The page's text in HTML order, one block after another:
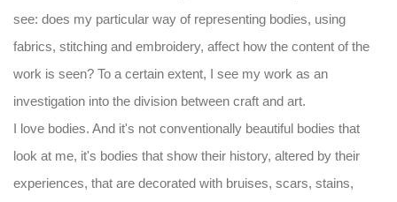
see: does my particular way of representing bodies, using
fabrics, stitching and embroidery, affect how the content of the
work is seen? To a certain extent, I see my work as an
investigation into the division between craft and art.
I love bodies. And it's not conventionally beautiful bodies that
look at me, it's bodies that show their history, altered by their
experiences, that are decorated with bruises, scars, stains,